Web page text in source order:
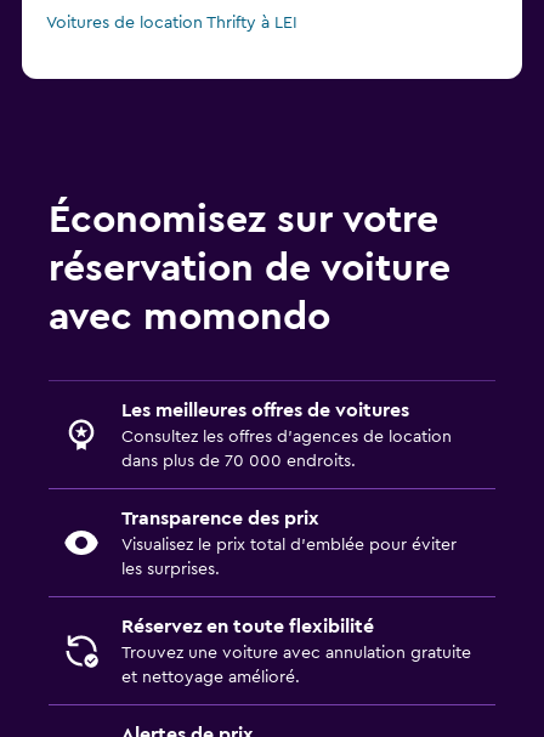
Voitures de location Thrifty à LEI
Économisez sur votre
réservation de voiture
avec momondo
Les meilleures offres de voitures
Consultez les offres d’agences de location
dans plus de 70 000 endroits.
Transparence des prix
Visualisez le prix total d’emblée pour éviter
les surprises.
Réservez en toute flexibilité
Trouvez une voiture avec annulation gratuite
et nettoyage amélioré.